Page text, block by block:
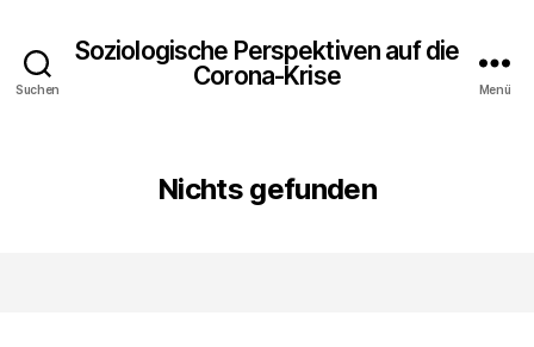
Suchen
Soziologische Perspektiven auf die
Corona-Krise
Menü
Nichts gefunden